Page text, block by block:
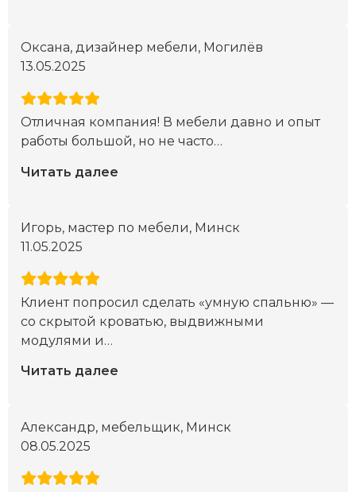
Оксана, дизайнер мебели, Могилёв
13.05.2025
Отличная компания! В мебели давно и опыт
работы большой, но не часто…
Читать далее
Игорь, мастер по мебели, Минск
11.05.2025
Клиент попросил сделать «умную спальню» —
со скрытой кроватью, выдвижными
модулями и…
Читать далее
Александр, мебельщик, Минск
08.05.2025